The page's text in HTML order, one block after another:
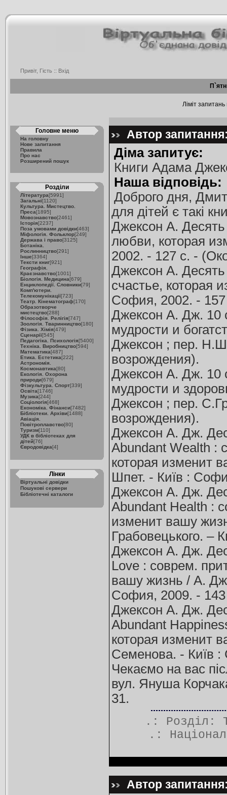
Привіт, Гість :: Вхід
Ліміт
Головне меню
На головну
Нове запитання
Правила
Про нас
Розширений пошук
Розділи
Література[5991]
Загальні[1120]
Культура. Мистецтво.
Преса[1895]
Мовознавство[2461]
Історія[2237]
Поза умовами довідки[463]
Міфологія. Фольклор[249]
Держава і право[3125]
Ботаніка.
Рослинництво[291]
Інше[3364]
Тексти книг[921]
Географія.
Краєзнавство[1001]
Біологія. Медицина[679]
Енциклопедії. Словники[79]
Комп'ютери.
Телекомунікації[723]
Театр. Кінематограф[170]
Образотворче
мистецтво[288]
Філософія. Релігія[747]
Зоологія. Тваринництво[180]
Фізика. Хімія[479]
Сценарії[545]
Педагогіка. Психологія[5400]
Техніка. Виробництво[594]
Математика[487]
Етика. Естетика[222]
Астрономія.
Космонавтика[80]
Екологія. Охорона
природи[679]
Фізкультура. Спорт[339]
Освіта[1746]
Музика[244]
Соціологія[468]
Економіка. Фінанси[7482]
Бібліотеки. Архіви[1488]
Авіація.
Повітроплавство[80]
Туризм[110]
УДК в бібліотеках для
дітей[76]
Євродовідка[4]
Лінки
Віртуальні довідки
Пошукові сервери
Бібліотечні каталоги
Автор
Діма запитує:
Книги Адама
Наша відповідь:
Доброго дня,
для дітей є такі
Джексон А.
любви, которая
2002. - 127 с. -
Джексон А. Десять
счастье, которая
София, 2002. -
Джексон А. Дж. 10
мудрости и
Джексон ; пер.
возрождения).
Джексон А. Дж. 10
мудрости и
Джексон ; пер.
возрождения).
Джексон А. Дж.
Abundant Wealth :
которая изменит
Шпет. - Київ :
Джексон А. Дж.
Abundant Health :
изменит вашу
Грабовецького. –
Джексон А. Дж.
Love : соврем.
вашу жизнь / А.
София, 2009. - 143
Джексон А. Дж.
Abundant
которая изменит
Семенова. - Київ
Чекаємо на вас
вул. Януша
31.
.: Розділ:
.:
Автор